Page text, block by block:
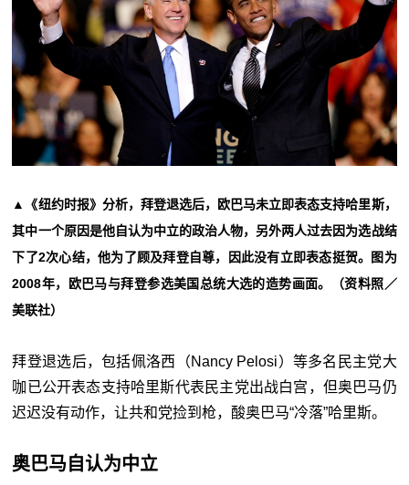
▲《纽约时报》分析，拜登退选后，欧巴马未立即表态支持哈里斯，
其中一个原因是他自认为中立的政治人物，另外两人过去因为选战结
下了2次心结，他为了顾及拜登自尊，因此没有立即表态挺贺。图为
2008年，欧巴马与拜登参选美国总统大选的造势画面。（资料照／
美联社）
拜登退选后，包括佩洛西（Nancy Pelosi）等多名民主党大
咖已公开表态支持哈里斯代表民主党出战白宫，但奥巴马仍
迟迟没有动作，让共和党捡到枪，酸奥巴马“冷落”哈里斯。
奥巴马自认为中立